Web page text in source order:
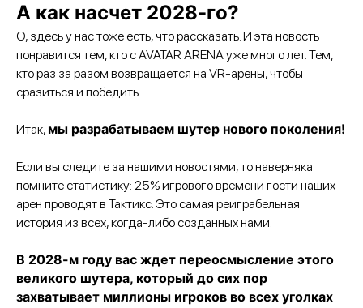
А как насчет 2028-го?
О, здесь у нас тоже есть, что рассказать. И эта новость
понравится тем, кто с AVATAR ARENA уже много лет. Тем,
кто раз за разом возвращается на VR-арены, чтобы
сразиться и победить.
Итак, мы разрабатываем шутер нового поколения!
Если вы следите за нашими новостями, то наверняка
помните статистику: 25% игрового времени гости наших
арен проводят в Тактикс. Это самая реиграбельная
история из всех, когда-либо созданных нами.
В 2028-м году вас ждет переосмысление этого
великого шутера, который до сих пор
захватывает миллионы игроков во всех уголках